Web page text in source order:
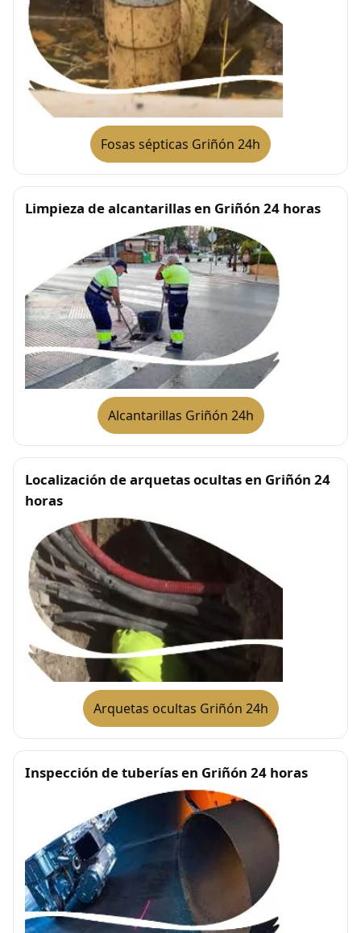
Fosas sépticas Griñón 24h
Limpieza de alcantarillas en Griñón 24 horas
Alcantarillas Griñón 24h
Localización de arquetas ocultas en Griñón 24
horas
Arquetas ocultas Griñón 24h
Inspección de tuberías en Griñón 24 horas